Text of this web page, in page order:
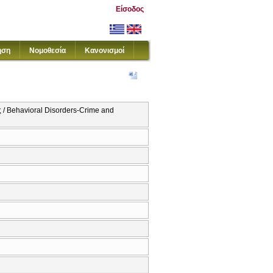
Είσοδος
Νομοθεσία Κανονισμοί
/ Behavioral Disorders-Crime and